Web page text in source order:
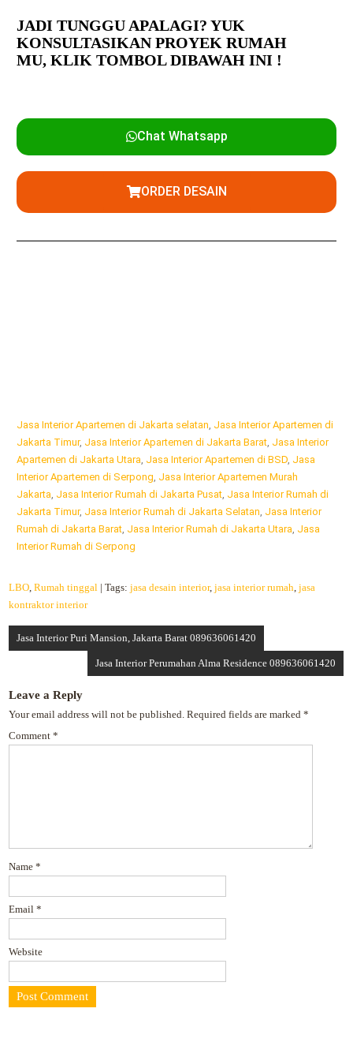
JADI TUNGGU APALAGI? YUK
KONSULTASIKAN PROYEK RUMAH
MU,KLIK TOMBOL DIBAWAH INI !
Chat Whatsapp
ORDER DESAIN
Jasa Interior Apartemen di Jakarta selatan Jasa Interior Apartemen di
Jakarta Timur, Jasa Interior Apartemen di Jakarta Barat Jasa Interior
Apartemen di Jakarta Utara Jasa Interior Apartemen di BSD Jasa
Interior Apartemen di Serpong Jasa Interior Apartemen Murah
Jakarta Jasa Interior Rumah di Jakarta Pusat Jasa Interior Rumah di
Jakarta Timur, Jasa Interior Rumah di Jakarta Selatan Jasa Interior
Rumah di Jakarta Barat Jasa Interior Rumah di Jakarta Utara Jasa
Interior Rumah di Serpong
LBO ,Rumah tinggal | Tags:jasa desain interior,jasa interior rumah ,jasa
kontraktor interior
Jasa Interior Puri Mansion, Jakarta Barat 089636061420
Jasa Interior Perumahan Alma Residence 089636061420
Leave a Reply
Your email address will not be published. Required fields are marked*
Comment*
Name*
Email*
Website